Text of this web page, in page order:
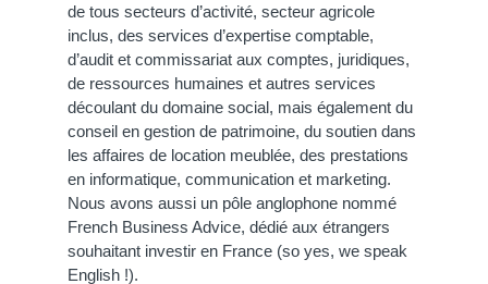
de tous secteurs d’activité, secteur agricole
inclus, des services d’expertise comptable,
d’audit et commissariat aux comptes, juridiques,
de ressources humaines et autres services
découlant du domaine social, mais également du
conseil en gestion de patrimoine, du soutien dans
les affaires de location meublée, des prestations
en informatique, communication et marketing.
Nous avons aussi un pôle anglophone nommé
French Business Advice, dédié aux étrangers
souhaitant investir en France (so yes, we speak
English !).